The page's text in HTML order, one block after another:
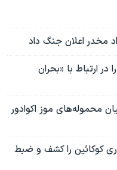
مخدر اعلان جنگ داد
۸ شرکت چینی و ۱۲ نفر را در ارتباط با «بحران
در میان محموله‌های موز اکوادور
۹۴۶ میلیون دلاری کوکائین را کشف و ضبط